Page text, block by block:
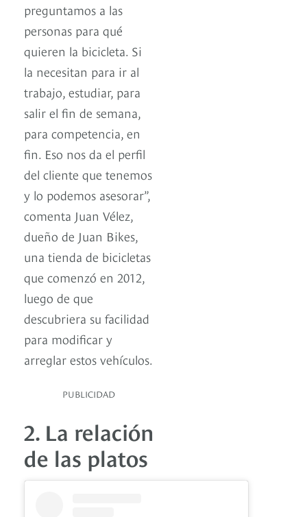
preguntamos a las
personas para qué
quieren la bicicleta. Si
la necesitan para ir al
trabajo, estudiar, para
salir el fin de semana,
para competencia, en
fin. Eso nos da el perfil
del cliente que tenemos
y lo podemos asesorar”,
comenta Juan Vélez,
dueño de Juan Bikes,
una tienda de bicicletas
que comenzó en 2012,
luego de que
descubriera su facilidad
para modificar y
arreglar estos vehículos.
PUBLICIDAD
2. La relación
de las platos